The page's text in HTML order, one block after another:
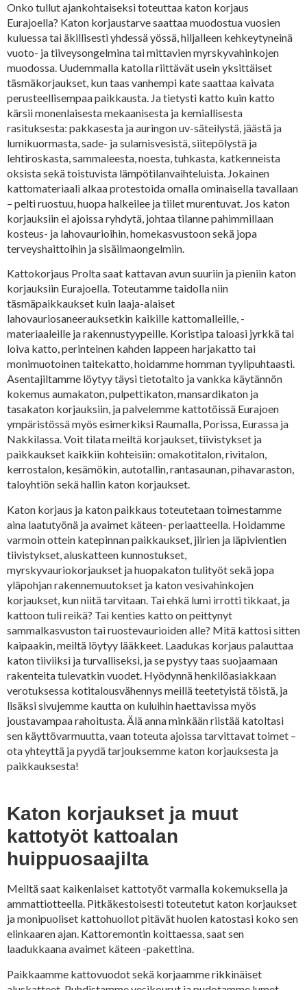
Onko tullut ajankohtaiseksi toteuttaa katon korjaus
Eurajoella? Katon korjaustarve saattaa muodostua vuosien
kuluessa tai äkillisesti yhdessä yössä, hiljalleen kehkeytyneinä
vuoto- ja tiiveysongelmina tai mittavien myrskyvahinkojen
muodossa. Uudemmalla katolla riittävät usein yksittäiset
täsmäkorjaukset, kun taas vanhempi kate saattaa kaivata
perusteellisempaa paikkausta. Ja tietysti katto kuin katto
kärsii monenlaisesta mekaanisesta ja kemiallisesta
rasituksesta: pakkasesta ja auringon uv-säteilystä, jäästä ja
lumikuormasta, sade- ja sulamisvesistä, siitepölystä ja
lehtiroskasta, sammaleesta, noesta, tuhkasta, katkenneista
oksista sekä toistuvista lämpötilanvaihteluista. Jokainen
kattomateriaali alkaa protestoida omalla ominaisella tavallaan
– pelti ruostuu, huopa halkeilee ja tiilet murentuvat. Jos katon
korjauksiin ei ajoissa ryhdytä, johtaa tilanne pahimmillaan
kosteus- ja lahovaurioihin, homekasvustoon sekä jopa
terveyshaittoihin ja sisäilmaongelmiin.
Kattokorjaus Prolta saat kattavan avun suuriin ja pieniin katon
korjauksiin Eurajoella. Toteutamme taidolla niin
täsmäpaikkaukset kuin laaja-alaiset
lahovauriosaneerauksetkin kaikille kattomalleille, -
materiaaleille ja rakennustyypeille. Koristipa taloasi jyrkkä tai
loiva katto, perinteinen kahden lappeen harjakatto tai
monimuotoinen taitekatto, hoidamme homman tyylipuhtaasti.
Asentajiltamme löytyy täysi tietotaito ja vankka käytännön
kokemus aumakaton, pulpettikaton, mansardikaton ja
tasakaton korjauksiin, ja palvelemme kattotöissä Eurajoen
ympäristössä myös esimerkiksi Raumalla, Porissa, Eurassa ja
Nakkilassa. Voit tilata meiltä korjaukset, tiivistykset ja
paikkaukset kaikkiin kohteisiin: omakotitalon, rivitalon,
kerrostalon, kesämökin, autotallin, rantasaunan, pihavaraston,
taloyhtiön sekä hallin katon korjaukset.
Katon korjaus ja katon paikkaus toteutetaan toimestamme
aina laatutyönä ja avaimet käteen- periaatteella. Hoidamme
varmoin ottein katepinnan paikkaukset, jiirien ja läpivientien
tiivistykset, aluskatteen kunnostukset,
myrskyvauriokorjaukset ja huopakaton tulityöt sekä jopa
yläpohjan rakennemuutokset ja katon vesivahinkojen
korjaukset, kun niitä tarvitaan. Tai ehkä lumi irrotti tikkaat, ja
kattoon tuli reikä? Tai kenties katto on peittynyt
sammalkasvuston tai ruostevaurioiden alle? Mitä kattosi sitten
kaipaakin, meiltä löytyy lääkkeet. Laadukas korjaus palauttaa
katon tiiviiksi ja turvalliseksi, ja se pystyy taas suojaamaan
rakenteita tulevatkin vuodet. Hyödynnä henkilöasiakkaan
verotuksessa kotitalousvähennys meillä teetetyistä töistä, ja
lisäksi sivujemme kautta on kuluihin haettavissa myös
joustavampaa rahoitusta. Älä anna minkään riistää katoltasi
sen käyttövarmuutta, vaan toteuta ajoissa tarvittavat toimet –
ota yhteyttä ja pyydä tarjouksemme katon korjauksesta ja
paikkauksesta!
Katon korjaukset ja muut
kattotyöt kattoalan
huippuosaajilta
Meiltä saat kaikenlaiset kattotyöt varmalla kokemuksella ja
ammattiotteella. Pitkäkestoisesti toteutetut katon korjaukset
ja monipuoliset kattohuollot pitävät huolen katostasi koko sen
elinkaaren ajan. Kattoremontin koittaessa, saat sen
laadukkaana avaimet käteen -pakettina.
Paikkaamme kattovuodot sekä korjaamme rikkinäiset